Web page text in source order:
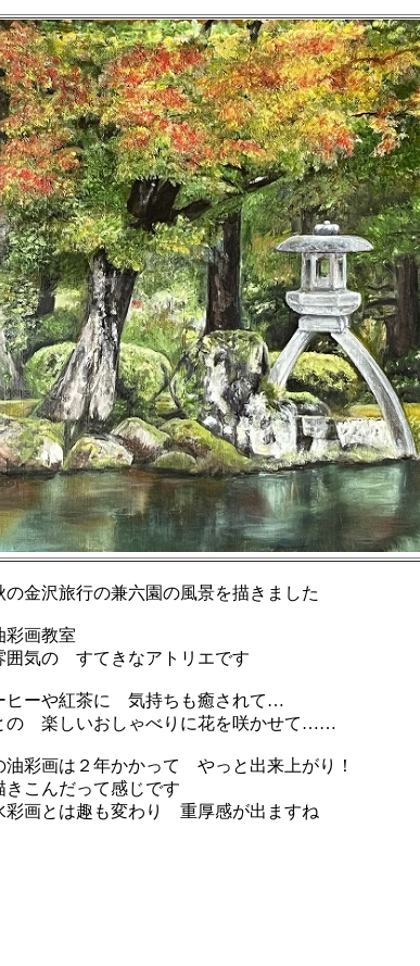
の金沢旅行の兼六園の風景を描きました
彩画教室
囲気の すてきなアトリエです
ヒーや紅茶に 気持ちも癒されて…
の 楽しいおしゃべりに花を咲かせて……
油彩画は２年かかって やっと出来上がり！
きこんだって感じです
画とは趣も変わり 重厚感が出ますね